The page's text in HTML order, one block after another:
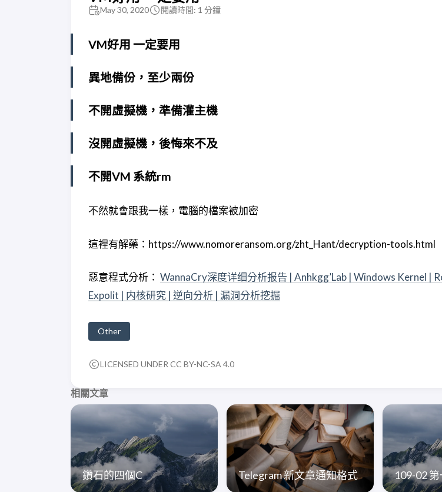
May 30, 2020 閱讀時間: 1 分鐘
VM好用 一定要用
異地備份，至少兩份
不開虛擬機，準備灌主機
沒開虛擬機，後悔來不及
不開VM 系統rm
不然就會跟我一樣，電腦的檔案被加密
這裡有解藥：https://www.nomoreransom.org/zht_Hant/decryption-tools.html
惡意程式分析： WannaCry深度详细分析报告 | Anhkgg’Lab | Windows Kernel |
Expolit | 内核研究 | 逆向分析 | 漏洞分析挖掘
Other
LICENSED UNDER CC BY-NC-SA 4.0
相關文章
鑽石的四個C Telegram 新文章通知格式 109-02